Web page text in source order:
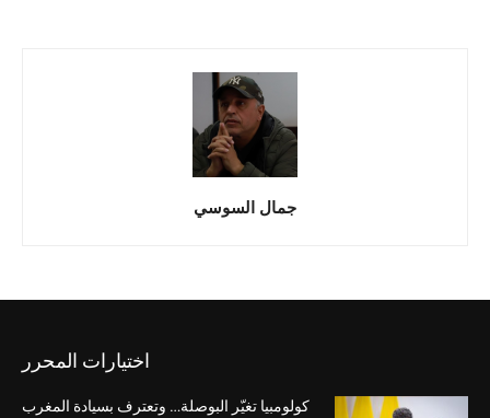
جمال السوسي
اختيارات المحرر
كولومبيا تغيّر البوصلة… وتعترف بسيادة المغرب